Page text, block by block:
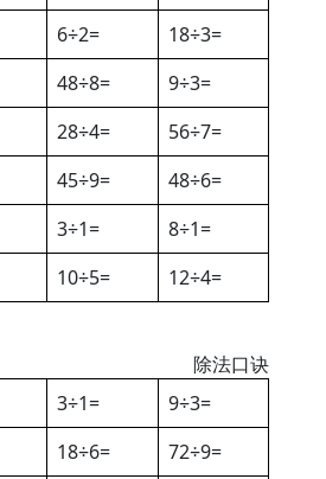
6÷2=
18÷3=
48÷8=
9÷3=
28÷4=
56÷7=
45÷9=
48÷6=
3÷1=
8÷1=
10÷5= 12÷4=
除法口诀
3÷1=
9÷3=
18÷6=
72÷9=